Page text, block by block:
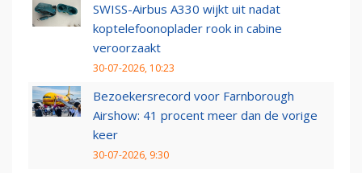
SWISS-Airbus A330 wijkt uit nadat
koptelefoonoplader rook in cabine
veroorzaakt
30-07-2026, 10:23
Bezoekersrecord voor Farnborough
Airshow: 41 procent meer dan de vorige
keer
30-07-2026, 9:30